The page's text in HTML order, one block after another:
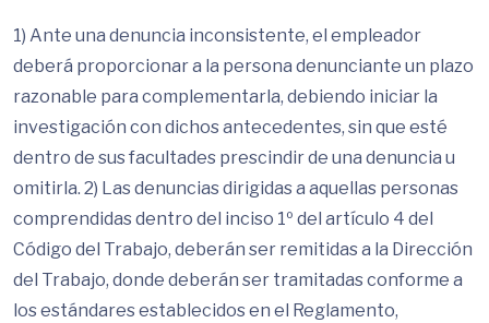
1) Ante una denuncia inconsistente, el empleador
deberá proporcionar a la persona denunciante un plazo
razonable para complementarla, debiendo iniciar la
investigación con dichos antecedentes, sin que esté
dentro de sus facultades prescindir de una denuncia u
omitirla. 2) Las denuncias dirigidas a aquellas personas
comprendidas dentro del inciso 1º del artículo 4 del
Código del Trabajo, deberán ser remitidas a la Dirección
del Trabajo, donde deberán ser tramitadas conforme a
los estándares establecidos en el Reglamento,